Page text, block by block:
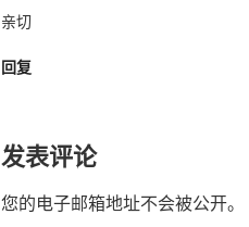
亲切
回复
发表评论
您的电子邮箱地址不会被公开。